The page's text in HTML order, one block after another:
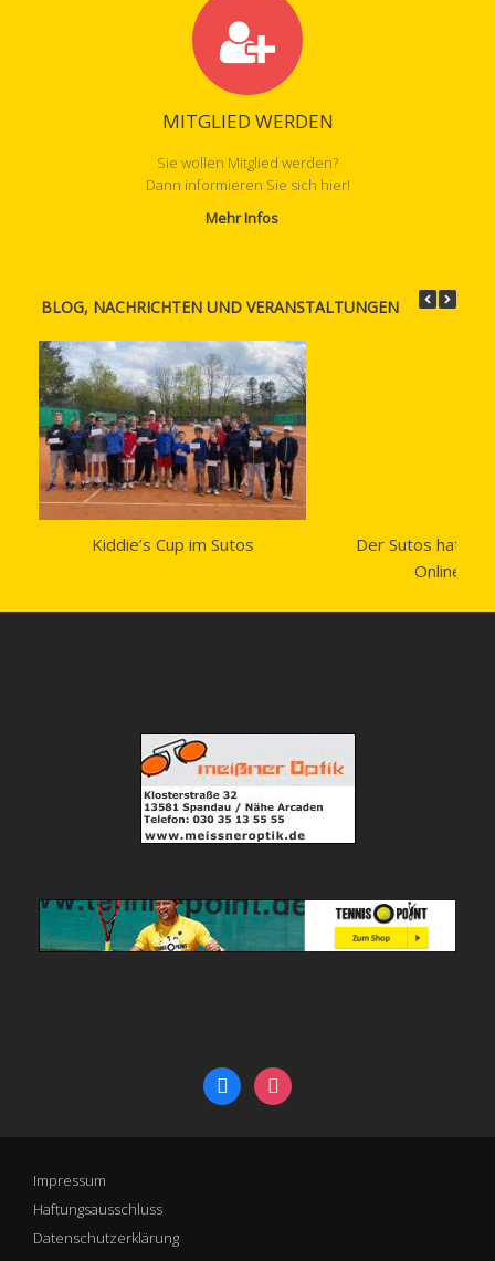
MITGLIED WERDEN
Sie wollen Mitglied werden?
Dann informieren Sie sich hier!
Mehr Infos
BLOG, NACHRICHTEN UND VERANSTALTUNGEN
Kiddie’s Cup im Sutos
Der Sutos hat
facebookinstagram
Impressum
Haftungsausschluss
Datenschutzerklärung